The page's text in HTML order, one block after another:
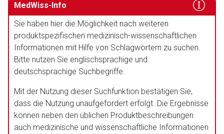
MedWiss-Info
Sie haben hier die Möglichkeit nach weiteren
produktspezifischen medizinisch-wissenschaftlichen
Informationen mit Hilfe von Schlagwörtern zu suchen.
Bitte nutzen Sie englischsprachige und
deutschsprachige Suchbegriffe.
Mit der Nutzung dieser Suchfunktion bestätigen Sie,
dass die Nutzung unaufgefordert erfolgt. Die Ergebnisse
können neben den üblichen Produktbeschreibungen
auch medizinische und wissenschaftliche Informationen
Aufruf einer externen Seite
Der von Ihnen aufgerufene Link öffnet eine externe Web-
Seite. Für die Inhalte der externen Web-Seite ist deren
Betreiber verantwortlich. Ebenso gelten dort ggf. andere
Zurück zur rote-liste.de Zur Seite